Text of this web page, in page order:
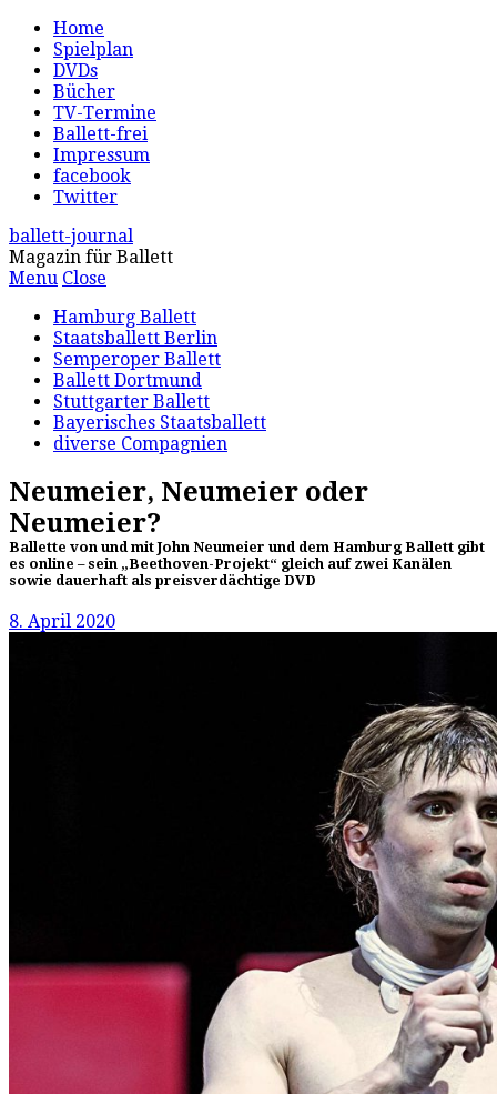
Home
Spielplan
DVDs
Bücher
TV-Termine
Ballett-frei
Impressum
facebook
Twitter
ballett-journal
Magazin für Ballett
Menu Close
Hamburg Ballett
Staatsballett Berlin
Semperoper Ballett
Ballett Dortmund
Stuttgarter Ballett
Bayerisches Staatsballett
diverse Compagnien
Neumeier, Neumeier oder
Neumeier?
Ballette von und mit John Neumeier und dem Hamburg Ballett gibt
es online – sein „Beethoven-Projekt“ gleich auf zwei Kanälen
sowie dauerhaft als preisverdächtige DVD
8. April 2020